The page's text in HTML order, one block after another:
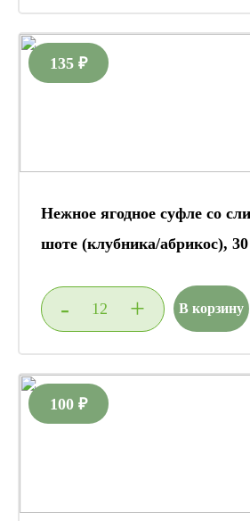
135 ₽
Нежное ягодное суфле со
шоте (клубника/абрикос),
- + В корзину
100 ₽